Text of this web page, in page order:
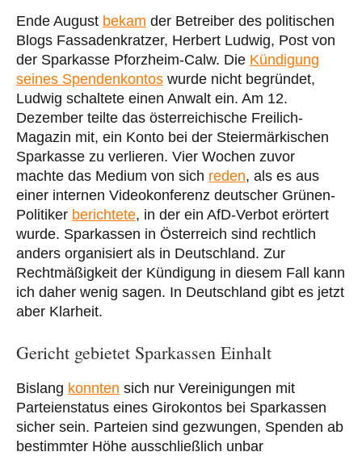
Ende August bekam der Betreiber des politischen
Blogs Fassadenkratzer, Herbert Ludwig, Post von
der Sparkasse Pforzheim-Calw. Die Kündigung
seines Spendenkontos wurde nicht begründet,
Ludwig schaltete einen Anwalt ein. Am 12.
Dezember teilte das österreichische Freilich-
Magazin mit, ein Konto bei der Steiermärkischen
Sparkasse zu verlieren. Vier Wochen zuvor
machte das Medium von sich reden, als es aus
einer internen Videokonferenz deutscher Grünen-
Politiker berichtete, in der ein AfD-Verbot erörtert
wurde. Sparkassen in Österreich sind rechtlich
anders organisiert als in Deutschland. Zur
Rechtmäßigkeit der Kündigung in diesem Fall kann
ich daher wenig sagen. In Deutschland gibt es jetzt
aber Klarheit.
Gericht gebietet Sparkassen Einhalt
Bislang konnten sich nur Vereinigungen mit
Parteienstatus eines Girokontos bei Sparkassen
sicher sein. Parteien sind gezwungen, Spenden ab
bestimmter Höhe ausschließlich unbar